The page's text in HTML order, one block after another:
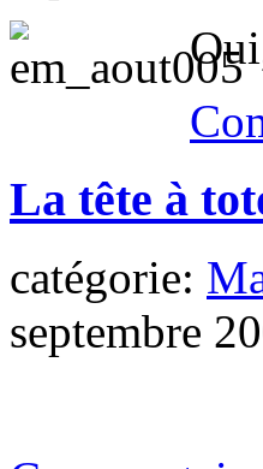
La tête à
catégorie:
septembre